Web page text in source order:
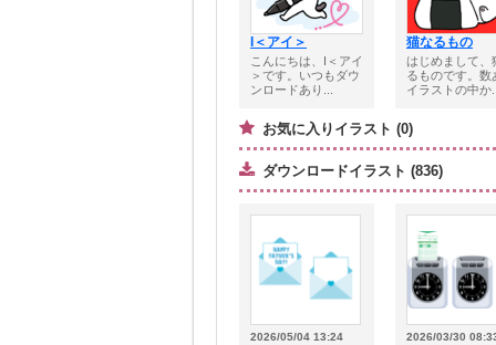
I＜アイ＞
こんにちは、I＜アイ
＞です。いつもダウ
ンロードあり...
猫なるもの
はじめまして、
るものです。数
イラストの中か
お気に入りイラスト (0)
ダウンロードイラスト (836)
2026/05/04 13:24 2026/03/30